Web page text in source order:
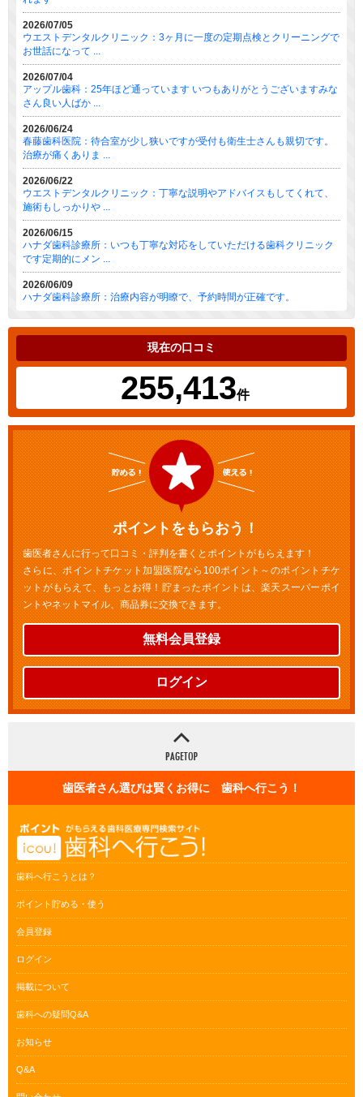
2026/07/05
ウエストデンタルクリニック：3ヶ月に一度の定期点検とクリーニングで
お世話になって ...
2026/07/04
アップル歯科：25年ほど通っています いつもありがとうございますみな
さん良い人ばか ...
2026/06/24
春藤歯科医院：待合室が少し狭いですが受付も衛生士さんも親切です。
治療が痛くありま ...
2026/06/22
ウエストデンタルクリニック：丁寧な説明やアドバイスもしてくれて、
施術もしっかりや ...
2026/06/15
ハナダ歯科診療所：いつも丁寧な対応をしていただける歯科クリニック
です定期的にメン ...
2026/06/09
ハナダ歯科診療所：治療内容が明瞭で、予約時間が正確です。
現在の口コミ
255,413件
ポイントをもらおう！
歯医者さんに行って口コミ・評判を書くとポイントがもらえます！
さらに、ポイントチケット加盟医院なら100ポイント～のポイントチケ
ットがもらえて、もっとお得！貯まったポイントは、楽天スーパーポイ
ントやネットマイル、商品券に交換できます。
無料会員登録
ログイン
歯医者さん選びは賢くお得に 歯科へ行こう！
歯科へ行こうとは？
ポイント貯める・使う
会員登録
ログイン
掲載について
歯科への疑問Q&A
お知らせ
Q&A